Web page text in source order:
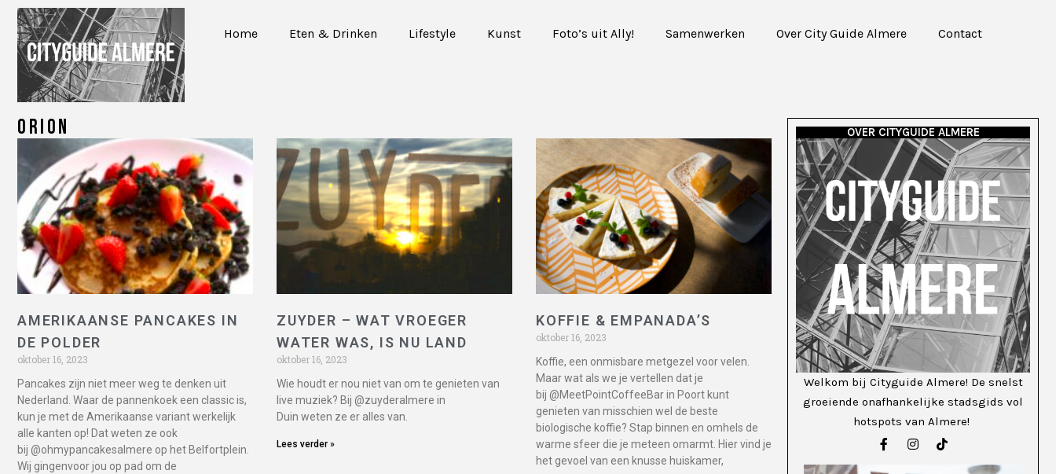
Home Eten & Drinken Lifestyle Kunst Foto’s uit Ally! Samenwerken Over City Guide Almere Contact
ORION
AMERIKAANSE PANCAKES IN
DE POLDER
oktober 16, 2023
Pancakes zijn niet meer weg te denken uit
Nederland. Waar de pannenkoek een classic is,
kun je met de Amerikaanse variant werkelijk
alle kanten op! Dat weten ze ook
bij @ohmypancakesalmere op het Belfortplein.
Wij gingenvoor jou op pad om de
ZUYDER – WAT VROEGER
WATER WAS, IS NU LAND
oktober 16, 2023
Wie houdt er nou niet van om te genieten van
live muziek? Bij @zuyderalmere in
Duin weten ze er alles van.
Lees verder »
KOFFIE & EMPANADA’S
oktober 16, 2023
Koffie, een onmisbare metgezel voor velen.
Maar wat als we je vertellen dat je
bij @MeetPointCoffeeBar in Poort kunt
genieten van misschien wel de beste
biologische koffie? Stap binnen en omhels de
warme sfeer die je meteen omarmt. Hier vind je
het gevoel van een knusse huiskamer,
OVER CITYGUIDE ALMERE
Welkom bij Cityguide Almere! De snelst
groeiende onafhankelijke stadsgids vol
hotspots van Almere!